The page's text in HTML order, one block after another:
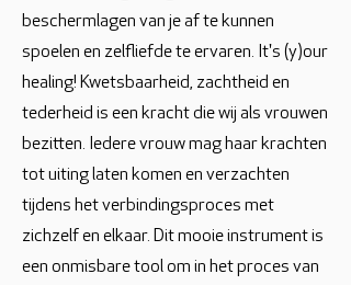
beschermlagen van je af te kunnen
spoelen en zelfliefde te ervaren. It's (y)our
healing! Kwetsbaarheid, zachtheid en
tederheid is een kracht die wij als vrouwen
bezitten. Iedere vrouw mag haar krachten
tot uiting laten komen en verzachten
tijdens het verbindingsproces met
zichzelf en elkaar. Dit mooie instrument is
een onmisbare tool om in het proces van